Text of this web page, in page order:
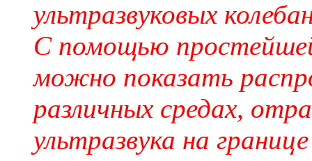
ультразвуковых
С помощью
можно показать
различных средах,
ультразвука на